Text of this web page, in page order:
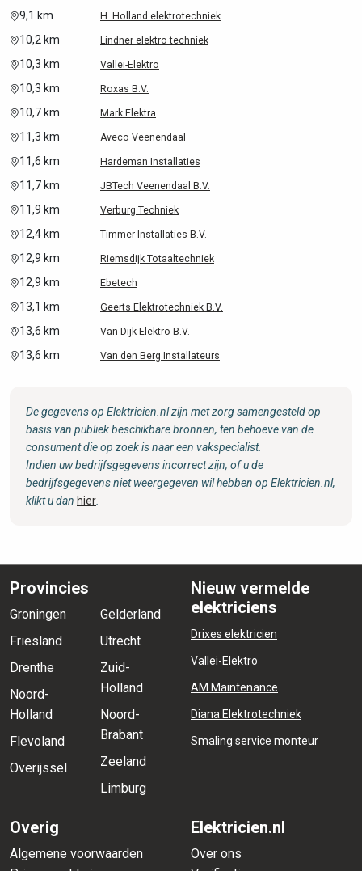
9,1 km H. Holland elektrotechniek
10,2 km Lindner elektro techniek
10,3 km Vallei-Elektro
10,3 km Roxas B.V.
10,7 km Mark Elektra
11,3 km Aveco Veenendaal
11,6 km Hardeman Installaties
11,7 km JBTech Veenendaal B.V.
11,9 km Verburg Techniek
12,4 km Timmer Installaties B.V.
12,9 km Riemsdijk Totaaltechniek
12,9 km Ebetech
13,1 km Geerts Elektrotechniek B.V.
13,6 km Van Dijk Elektro B.V.
13,6 km Van den Berg Installateurs
De gegevens op Elektricien.nl zijn met zorg samengesteld op
basis van publiek beschikbare bronnen, ten behoeve van de
consument die op zoek is naar een vakspecialist.
Indien uw bedrijfsgegevens incorrect zijn, of u de
bedrijfsgegevens niet weergegeven wil hebben op Elektricien.nl,
klikt u dan hier
Provincies
Groningen
Friesland
Drenthe
Noord-
Holland
Flevoland
Overijssel
Gelderland
Utrecht
Zuid-
Holland
Noord-
Brabant
Zeeland
Limburg
Nieuw vermelde
elektriciens
Drixes elektricien
Vallei-Elektro
AM Maintenance
Diana Elektrotechniek
Smaling service monteur
Overig
Algemene voorwaarden
Elektricien.nl
Over ons